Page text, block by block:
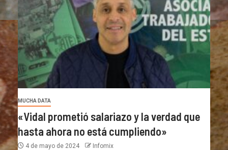
MUCHA DATA
«Vidal prometió salariazo y la verdad que
hasta ahora no está cumpliendo»
4 de mayo de 2024 Infomix